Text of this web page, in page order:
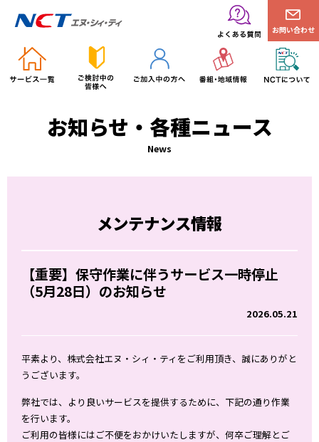
お問い合わせ
お知らせ・各種ニュース
News
メンテナンス情報
【重要】保守作業に伴うサービス一時停止
（5月28日）のお知らせ
2026.05.21
平素より、株式会社エヌ・シィ・ティをご利用頂き、誠にありがと
うございます。
弊社では、より良いサービスを提供するために、下記の通り作業
を行います。
ご利用の皆様にはご不便をおかけいたしますが、何卒ご理解とご